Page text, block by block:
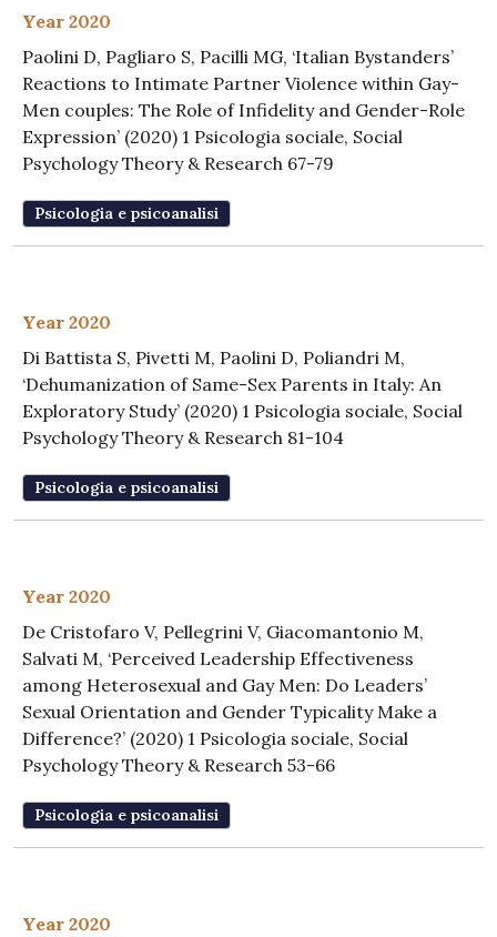
Year 2020
Paolini D, Pagliaro S, Pacilli MG, ‘Italian Bystanders’
Reactions to Intimate Partner Violence within Gay-
Men couples: The Role of Infidelity and Gender-Role
Expression’ (2020) 1 Psicologia sociale, Social
Psychology Theory & Research 67-79
Psicologia e psicoanalisi
Year 2020
Di Battista S, Pivetti M, Paolini D, Poliandri M,
‘Dehumanization of Same-Sex Parents in Italy: An
Exploratory Study’ (2020) 1 Psicologia sociale, Social
Psychology Theory & Research 81-104
Psicologia e psicoanalisi
Year 2020
De Cristofaro V, Pellegrini V, Giacomantonio M,
Salvati M, ‘Perceived Leadership Effectiveness
among Heterosexual and Gay Men: Do Leaders’
Sexual Orientation and Gender Typicality Make a
Difference?’ (2020) 1 Psicologia sociale, Social
Psychology Theory & Research 53-66
Psicologia e psicoanalisi
Year 2020